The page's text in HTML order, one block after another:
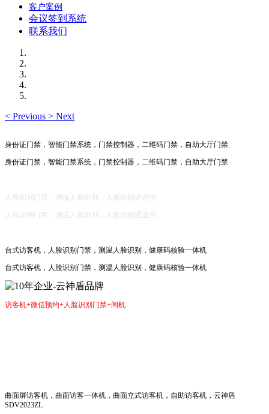
客户案例
会议签到系统
联系我们
< Previous > Next
身份证门禁，智能门禁系统，门禁控制器，二维码门禁，自助大厅门禁
身份证门禁，智能门禁系统，门禁控制器，二维码门禁，自助大厅门禁
人脸识别门禁，测温人脸识别，人脸识别通道闸
人脸识别门禁，测温人脸识别，人脸识别通道闸
台式访客机，人脸识别门禁，测温人脸识别，健康码核验一体机
台式访客机，人脸识别门禁，测温人脸识别，健康码核验一体机
访客机+微信预约+人脸识别门禁+闸机
曲面屏访客机，曲面访客一体机，曲面立式访客机，自助访客机，云神盾
SDV2023ZL